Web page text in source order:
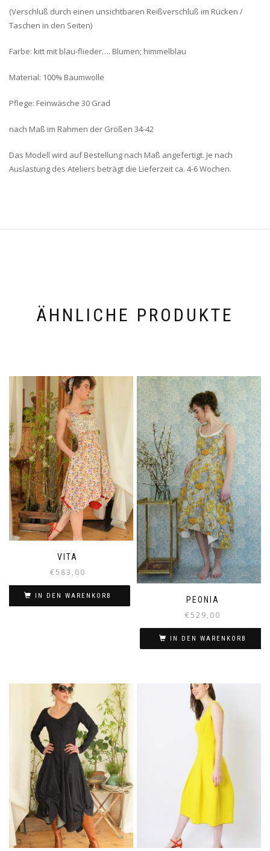
(Verschluß durch einen unsichtbaren Reißverschluß im Rücken /
Taschen in den Seiten)
Farbe: kitt mit blau-flieder…. Blumen; himmelblau
Material: 100% Baumwolle
Pflege: Feinwäsche 30 Grad
nach Maß im Rahmen der Größen 34-42
Das Modell wird auf Bestellung nach Maß angefertigt. Je nach
Auslastung des Ateliers beträgt die Lieferzeit ca. 4-6 Wochen.
ÄHNLICHE PRODUKTE
VITA
€583,00
IN DEN WARENKORB PEONIA
€529,00
IN DEN WARENKORB